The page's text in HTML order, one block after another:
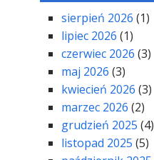
sierpień 2026 (1)
lipiec 2026 (1)
czerwiec 2026 (3)
maj 2026 (3)
kwiecień 2026 (3)
marzec 2026 (2)
grudzień 2025 (4)
listopad 2025 (5)